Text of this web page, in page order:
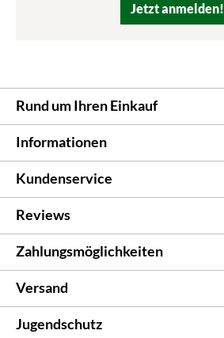
Jetzt anmelden!
Rund um Ihren Einkauf
Informationen
Kundenservice
Reviews
Zahlungsmöglichkeiten
Versand
Jugendschutz